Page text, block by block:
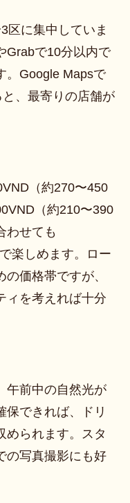
区に集中していま
Grabで10分以内で
。Google Mapsで
と、最寄りの店舗が
（約270〜450
（約210〜390
わせても
楽しめます。ロー
価格帯ですが、
ィを考えれば十分
午前中の自然光が
保できれば、ドリ
められます。スタ
の写真撮影にも好